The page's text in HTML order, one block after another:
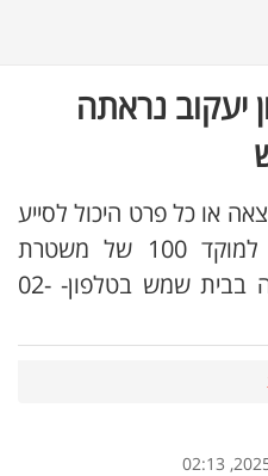
23 מזכרון יעקוב נראתה
או כל פרט היכול לסייע
באיתורה, מתבקש לפנות למוקד 100 של משטרת
ישראל או לתחנת המשטרה בבית שמש בטלפון- 02-